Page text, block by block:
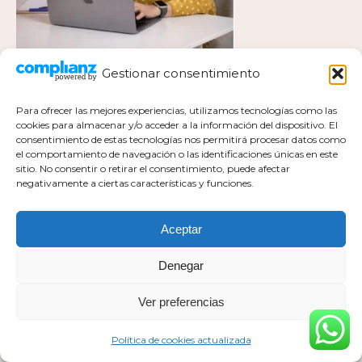
Gestionar consentimiento
Para ofrecer las mejores experiencias, utilizamos tecnologías como las
cookies para almacenar y/o acceder a la información del dispositivo. El
consentimiento de estas tecnologías nos permitirá procesar datos como
el comportamiento de navegación o las identificaciones únicas en este
sitio. No consentir o retirar el consentimiento, puede afectar
negativamente a ciertas características y funciones.
Aceptar
Denegar
Ver preferencias
Política de cookies actualizada
Política de privacidad
Política de cookies actualizada
Todos los derechos pertenecen a Mar Milla Sánchez © 2026
https://esaviamarketing.com